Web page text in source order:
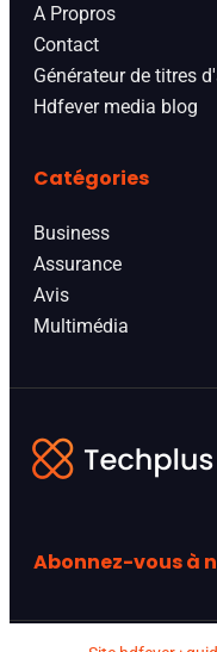
A Propros
Contact
Générateur de titres
Hdfever media blog
Catégories
Business
Assurance
Avis
Multimédia
Abonnez-vous à